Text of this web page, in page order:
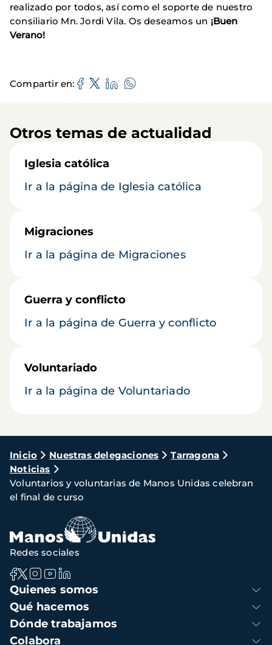
realizado por todos, así como el soporte de nuestro
consiliario Mn. Jordi Vila. Os deseamos un ¡Buen
Verano!
Compartir en
Otros temas de actualidad
Iglesia católica
Ir a la página de Iglesia católica
Migraciones
Ir a la página de Migraciones
Guerra y conflicto
Ir a la página de Guerra y conflicto
Voluntariado
Ir a la página de Voluntariado
Ruta
de
navegación
Inicio Nuestras delegaciones
Tarragona
Noticias
Voluntarios y voluntarias de Manos Unidas celebran
el final de curso
Navegación
principal
Quienes somos
Qué hacemos
Dónde trabajamos
Colabora
Redes sociales